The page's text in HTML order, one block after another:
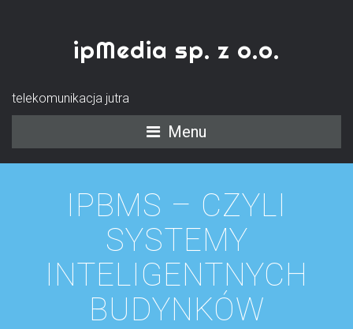
ipMedia sp. z o.o.
telekomunikacja jutra
Menu
IPBMS – CZYLI
SYSTEMY
INTELIGENTNYCH
BUDYNKÓW